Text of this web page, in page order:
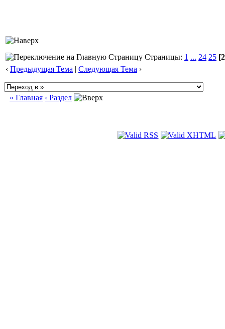
Страницы: 1 ... 24 25
‹ Предыдущая Тема | Следующая Тема ›
« Главная ‹ Раздел